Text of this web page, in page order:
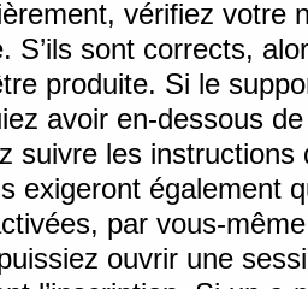
vérifiez votre
S’ils sont corrects,
produite. Si le
avoir en-dessous
suivre les
exigeront également
par vous-
ouvrir une